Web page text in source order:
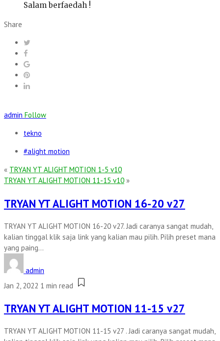
Salam berfaedah !
Share
admin Follow
tekno
#alight motion
« TRYAN YT ALIGHT MOTION 1-5 v10
TRYAN YT ALIGHT MOTION 11-15 v10 »
TRYAN YT ALIGHT MOTION 16-20 v27
TRYAN YT ALIGHT MOTION 16-20 v27. Jadi caranya sangat mudah,
kalian tinggal klik saja link yang kalian mau pilih. Pilih preset mana
yang paing...
admin
Jan 2, 2022 1 min read
TRYAN YT ALIGHT MOTION 11-15 v27
TRYAN YT ALIGHT MOTION 11-15 v27 . Jadi caranya sangat mudah,